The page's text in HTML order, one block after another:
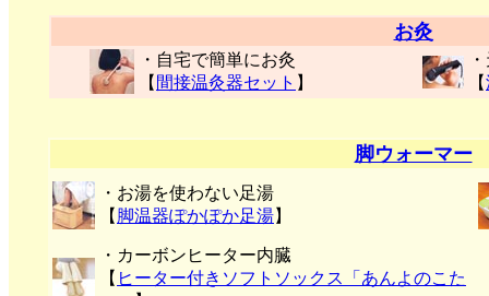
お灸
・自宅で簡単にお灸
【 間接温灸器セット 】
【
脚ウォーマー
・お湯を使わない足湯
【 脚温器ぽかぽか足湯】
・カーボンヒーター内臓
【 ヒーター付きソフトソックス「あんよのこた